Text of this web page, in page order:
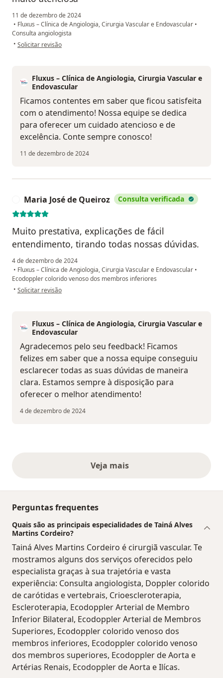
11 de dezembro de 2024
• Fluxus – Clínica de Angiologia, Cirurgia Vascular e Endovascular •
Consulta angiologista
• na opinião do utilizador Maria Lúcia Brasil santos
Solicitar revisão
Fluxus – Clínica de Angiologia, Cirurgia Vascular e
Endovascular
Ficamos contentes em saber que ficou satisfeita
com o atendimento! Nossa equipe se dedica
para oferecer um cuidado atencioso e de
excelência. Conte sempre conosco!
11 de dezembro de 2024
Maria José de Queiroz Consulta verificada
Muito prestativa, explicações de fácil
entendimento, tirando todas nossas dúvidas.
4 de dezembro de 2024
• Fluxus – Clínica de Angiologia, Cirurgia Vascular e Endovascular •
Ecodoppler colorido venoso dos membros inferiores
• na opinião do utilizador Maria José de Queiroz
Solicitar revisão
Fluxus – Clínica de Angiologia, Cirurgia Vascular e
Endovascular
Agradecemos pelo seu feedback! Ficamos
felizes em saber que a nossa equipe conseguiu
esclarecer todas as suas dúvidas de maneira
clara. Estamos sempre à disposição para
oferecer o melhor atendimento!
4 de dezembro de 2024
Veja maisopiniões acima
Perguntas frequentes
Quais são as principais especialidades de Tainá Alves
Martins Cordeiro?
Tainá Alves Martins Cordeiro é cirurgiã vascular. Te
mostramos alguns dos serviços oferecidos pelo
especialista graças à sua trajetória e vasta
experiência: Consulta angiologista, Doppler colorido
de carótidas e vertebrais, Crioescleroterapia,
Escleroterapia, Ecodoppler Arterial de Membro
Inferior Bilateral, Ecodoppler Arterial de Membros
Superiores, Ecodoppler colorido venoso dos
membros inferiores, Ecodoppler colorido venoso
dos membros superiores, Ecodoppler de Aorta e
Artérias Renais, Ecodoppler de Aorta e Ilícas.